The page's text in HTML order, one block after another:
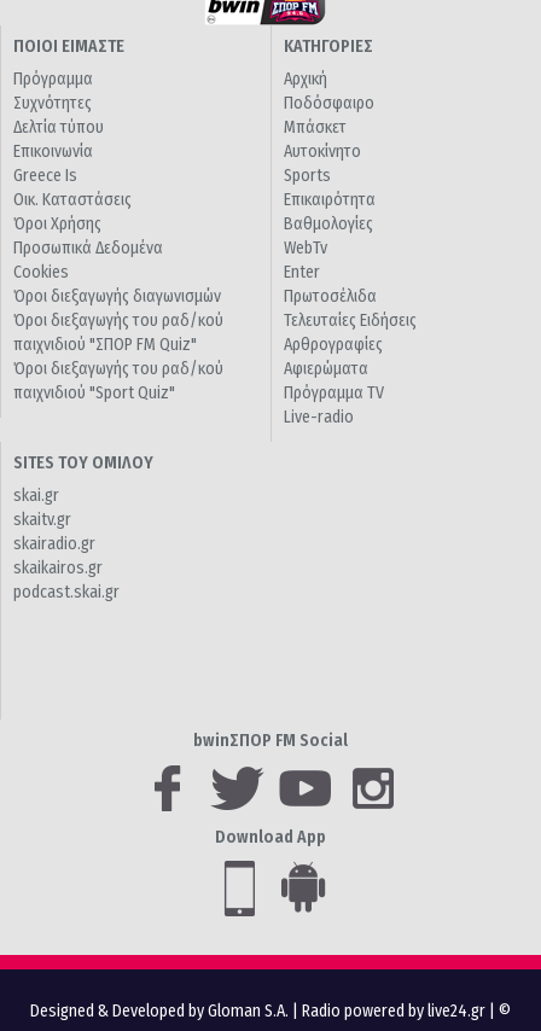
ΠΟΙΟΙ ΕΙΜΑΣΤΕ
Πρόγραμμα
Συχνότητες
Δελτία τύπου
Επικοινωνία
Greece Is
Οικ. Καταστάσεις
Όροι Χρήσης
Προσωπικά Δεδομένα
Cookies
Όροι διεξαγωγής διαγωνισμών
Όροι διεξαγωγής του ραδ/κού
παιχνιδιού "ΣΠΟΡ FM Quiz"
Όροι διεξαγωγής του ραδ/κού
παιχνιδιού "Sport Quiz"
ΚΑΤΗΓΟΡΙΕΣ
Αρχική
Ποδόσφαιρο
Μπάσκετ
Αυτοκίνητο
Sports
Επικαιρότητα
Βαθμολογίες
WebTv
Enter
Πρωτοσέλιδα
Τελευταίες Ειδήσεις
Αρθρογραφίες
Αφιερώματα
Πρόγραμμα TV
Live-radio
SITES ΤΟΥ ΟΜΙΛΟΥ
skai.gr
skaitv.gr
skairadio.gr
skaikairos.gr
podcast.skai.gr
bwinΣΠΟΡ FM Social
Download App
Designed & Developed by Gloman S.A. Radio powered by live24.gr | ©